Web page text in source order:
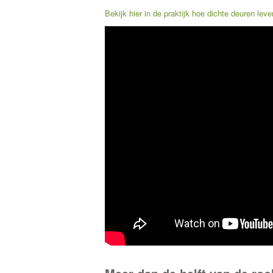
Bekijk hier in de praktijk hoe dichte deuren